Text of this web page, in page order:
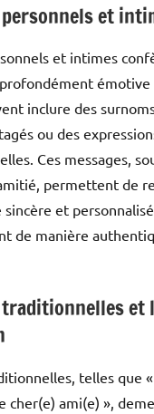
personnels et
et intimes
émotive
inclure des
ou des
Ces messages,
permettent de
et
de manière
traditionnelles et
telles que
cher(e) ami(e) »,